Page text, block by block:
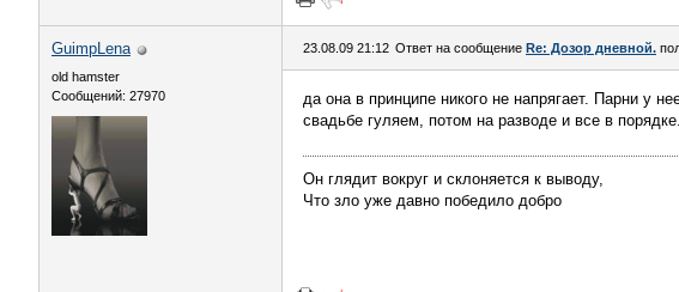
GuimpLеna
old hamster
Сообщений: 27970
23.08.09 21:12 Ответ на сообщение Re: Дозор дневной.
да она в принципе никого не напрягает. Парни у
свадьбе гуляем, потом на разводе и все в
Он глядит вокруг и склоняется к выводу,
Что зло уже давно победило добро